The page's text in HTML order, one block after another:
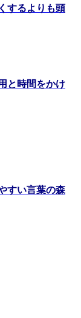
するよりも頭
と時間をかけ
すい言葉の森